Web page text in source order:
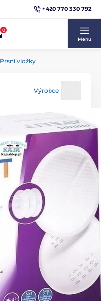
+420 770 330 792
0
Menu
Prsní vložky
Výrobce